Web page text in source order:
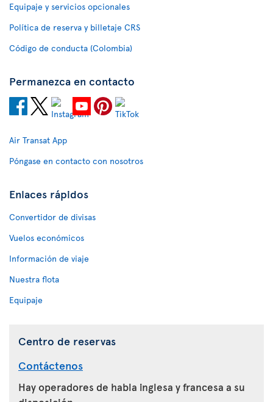
Equipaje y servicios opcionales
Política de reserva y billetaje CRS
Código de conducta (Colombia)
Permanezca en contacto
Air Transat App
Póngase en contacto con nosotros
Enlaces rápidos
Convertidor de divisas
Vuelos económicos
Información de viaje
Nuestra flota
Equipaje
Centro de reservas
Contáctenos
Hay operadores de habla inglesa y francesa a su